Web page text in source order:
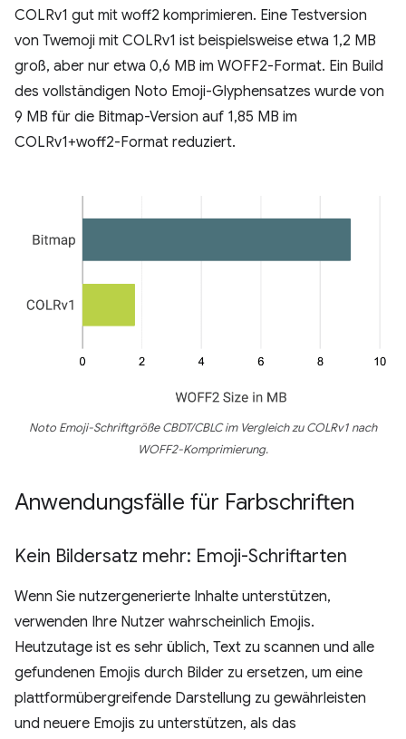
COLRv1 gut mit woff2 komprimieren. Eine Testversion
von Twemoji mit COLRv1 ist beispielsweise etwa 1,2 MB
groß, aber nur etwa 0,6 MB im WOFF2-Format. Ein Build
des vollständigen Noto Emoji-Glyphensatzes wurde von
9 MB für die Bitmap-Version auf 1,85 MB im
COLRv1+woff2-Format reduziert.
Noto Emoji-Schriftgröße CBDT/CBLC im Vergleich zu COLRv1 nach
WOFF2-Komprimierung.
Anwendungsfälle für Farbschriften
Kein Bildersatz mehr: Emoji-Schriftarten
Wenn Sie nutzergenerierte Inhalte unterstützen,
verwenden Ihre Nutzer wahrscheinlich Emojis.
Heutzutage ist es sehr üblich, Text zu scannen und alle
gefundenen Emojis durch Bilder zu ersetzen, um eine
plattformübergreifende Darstellung zu gewährleisten
und neuere Emojis zu unterstützen, als das